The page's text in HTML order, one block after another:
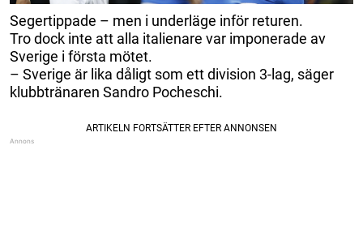
Segertippade – men i underläge inför returen.
Tro dock inte att alla italienare var imponerade av
Sverige i första mötet.
– Sverige är lika dåligt som ett division 3-lag, säger
klubbtränaren Sandro Pocheschi.